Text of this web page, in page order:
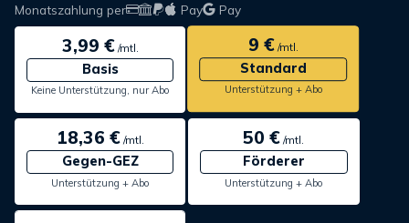
Monatszahlung per Pay Pay
3,99 €/mtl.
Basis
Keine Unterstützung, nur Abo
9 €/mtl.
Standard
Unterstützung + Abo
18,36 €/mtl.
Gegen-GEZ
Unterstützung + Abo
50 € /mtl.
Förderer
Unterstützung + Abo